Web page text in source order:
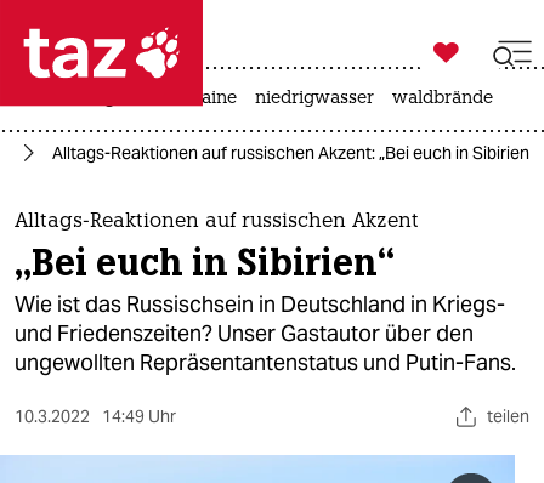
 taz zahl ich
taz zahl ich
themen
politik
öko
gesellschaft

taz zahl ich
krieg in der ukraine niedrigwasser waldbrände
Alltags-Reaktionen auf russischen Akzent: „Bei euch in Sibirien“
Alltags-Reaktionen auf russischen Akzent
„Bei euch in Sibirien“
Wie ist das Russisch­sein in Deutschland in Kriegs-
und Friedenszeiten? Unser Gastautor über den
ungewollten Repräsentantenstatus und Putin-Fans.
10.3.2022 14:49 Uhr teilen